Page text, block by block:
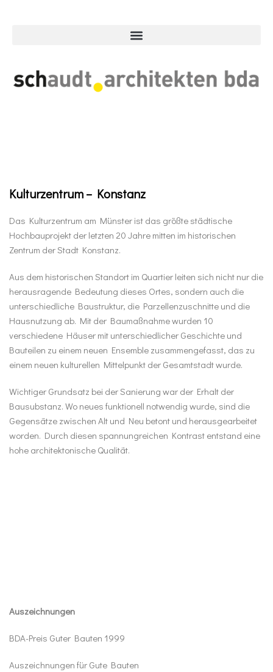
Kulturzentrum – Konstanz
Das Kulturzentrum am Münster ist das größte städtische
Hochbauprojekt der letzten 20 Jahre mitten im historischen
Zentrum der Stadt Konstanz.
Aus dem historischen Standort im Quartier leiten sich nicht nur die
herausragende Bedeutung dieses Ortes, sondern auch die
unterschiedliche Baustruktur, die Parzellenzuschnitte und die
Hausnutzung ab. Mit der Baumaßnahme wurden 10
verschiedene Häuser mit unterschiedlicher Geschichte und
Bauteilen zu einem neuen Ensemble zusammengefasst, das zu
einem neuen kulturellen Mittelpunkt der Gesamtstadt wurde.
Wichtiger Grundsatz bei der Sanierung war der Erhalt der
Bausubstanz. Wo neues funktionell notwendig wurde, sind die
Gegensätze zwischen Alt und Neu betont und herausgearbeitet
worden. Durch diesen spannungreichen Kontrast entstand eine
hohe architektonische Qualität.
Auszeichnungen
BDA-Preis Guter Bauten 1999
Auszeichnungen für Gute Bauten